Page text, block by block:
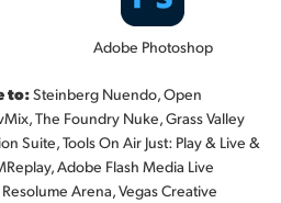
Adobe Photoshop
to:Steinberg Nuendo, Open
The Foundry Nuke, Grass Valley
Suite, Tools On Air Just: Play & Live &
Adobe Flash Media Live
Arena, Vegas Creative